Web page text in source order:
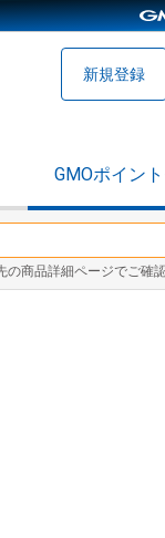
新規登録
GMOポイン
商品詳細ページでご確認